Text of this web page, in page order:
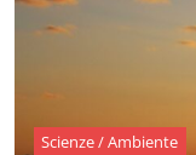
Scienze / Ambiente